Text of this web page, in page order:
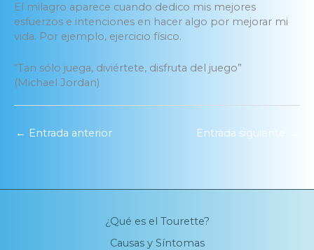
El milagro aparece cuando dedico mis mejores
esfuerzos e intenciones en hacer algo por mejorar mi
vida. Por ejemplo, ejercicio físico.
“Tan sólo juega, diviértete, disfruta del juego”
(Michael Jordan)
← Entrada anterior Entrada siguiente
¿Qué es el Tourette?
Causas y Síntomas